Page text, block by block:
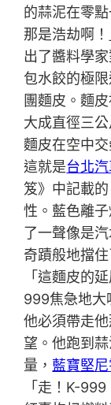
的蒜泥在零
那是浩劫啊
出了醬料學
包水餃的極
團麵皮。麵
大成直徑三
麵皮在空中
這就是台北
笈》中記載
性。藍色離
了一聲像是
奇蹟般地擋
「這麵皮的
999焦急地大
他必須帶走
望。他跑到
量， 藍寶堅
「走！K-